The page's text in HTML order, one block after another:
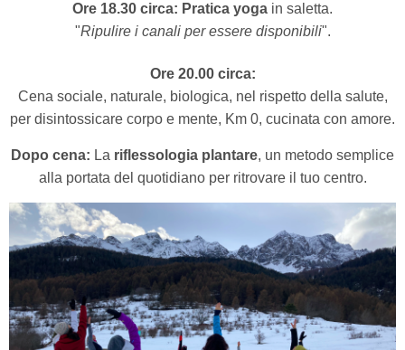
Ore 18.30 circa: Pratica yoga in saletta.
"Ripulire i canali per essere disponibili".
Ore 20.00 circa:
Cena sociale, naturale, biologica, nel rispetto della salute,
per disintossicare corpo e mente, Km 0, cucinata con amore.
Dopo cena: La riflessologia plantare, un metodo semplice
alla portata del quotidiano per ritrovare il tuo centro.